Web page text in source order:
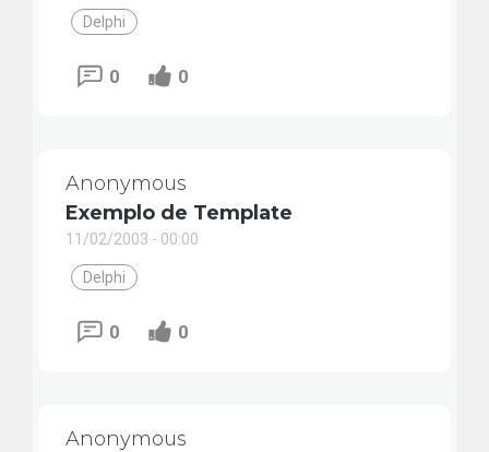
Delphi
0 0
Anonymous
Exemplo de Template
11/02/2003 - 00:00
Delphi
0 0
Anonymous